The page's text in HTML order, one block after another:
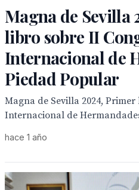
Magna de Sevilla
libro sobre II
Internacional de
Piedad Popular
Magna de Sevilla 2024,
Internacional de
hace 1 año